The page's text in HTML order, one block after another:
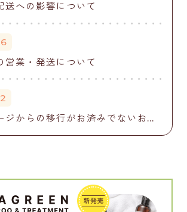
送への影響について
営業・発送について
ジからの移行がお済みでないお客